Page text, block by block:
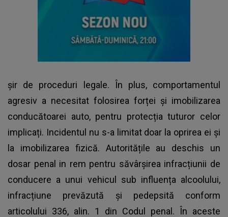
șir de proceduri legale. În plus, comportamentul
agresiv a necesitat folosirea forței și imobilizarea
conducătoarei auto, pentru protecția tuturor celor
implicați. Incidentul nu s-a limitat doar la oprirea ei și
la imobilizarea fizică. Autoritățile au deschis un
dosar penal in rem pentru săvârșirea infracțiunii de
conducere a unui vehicul sub influența alcoolului,
infracțiune prevăzută și pedepsită conform
articolului 336, alin. 1 din Codul penal. În aceste